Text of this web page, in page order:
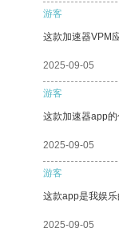
游客
这款加速器VPM
2025-09-05
游客
这款加速器app的
2025-09-05
游客
这款app是我娱乐
2025-09-05